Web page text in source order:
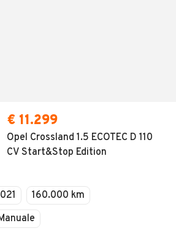
€ 11.299
Opel Crossland 1.5 ECOTEC D 110
CV Start&Stop Edition
160.000 km